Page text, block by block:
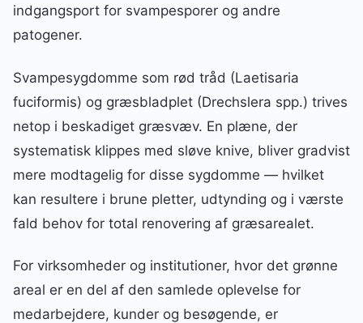
indgangsport for svampesporer og andre
patogener.
Svampesygdomme som rød tråd (Laetisaria
fuciformis) og græsbladplet (Drechslera spp.) trives
netop i beskadiget græsvæv. En plæne, der
systematisk klippes med sløve knive, bliver gradvist
mere modtagelig for disse sygdomme — hvilket
kan resultere i brune pletter, udtynding og i værste
fald behov for total renovering af græsarealet.
For virksomheder og institutioner, hvor det grønne
areal er en del af den samlede oplevelse for
medarbejdere, kunder og besøgende, er